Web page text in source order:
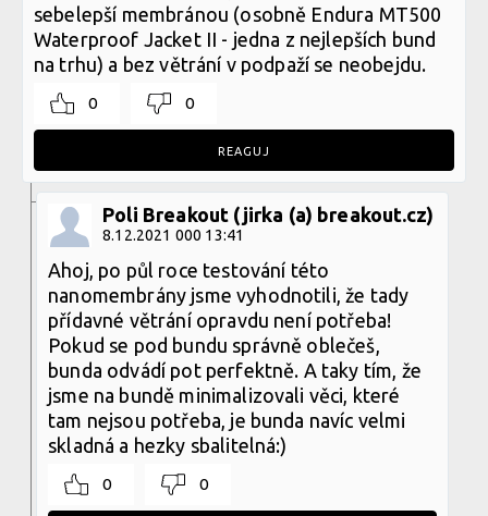
sebelepší membránou (osobně Endura MT500
Waterproof Jacket II - jedna z nejlepších bund
na trhu) a bez větrání v podpaží se neobejdu.
0 0
REAGUJ
Poli Breakout (jirka (a) breakout.cz)
8.12.2021 000 13:41
Ahoj, po půl roce testování této
nanomembrány jsme vyhodnotili, že tady
přídavné větrání opravdu není potřeba!
Pokud se pod bundu správně oblečeš,
bunda odvádí pot perfektně. A taky tím, že
jsme na bundě minimalizovali věci, které
tam nejsou potřeba, je bunda navíc velmi
skladná a hezky sbalitelná:)
0 0